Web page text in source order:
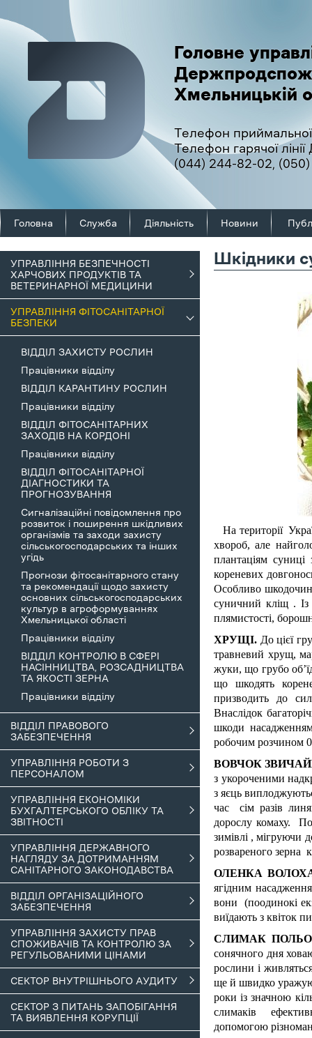
Головне
Хмельницькій
Телефон
Телефон гарячої
(044) 244-82-02,
Головна Служба Діяльність Новини
УПРАВЛІННЯ БЕЗПЕЧНОСТІ
ХАРЧОВИХ ПРОДУКТІВ ТА
ВЕТЕРИНАРНОЇ МЕДИЦИНИ
УПРАВЛІННЯ ФІТОСАНІТАРНОЇ
БЕЗПЕКИ
ВІДДІЛ ЗАХИСТУ РОСЛИН
Працівники відділу
ВІДДІЛ КАРАНТИНУ РОСЛИН
Працівники відділу
ВІДДІЛ ФІТОСАНІТАРНИХ
ЗАХОДІВ НА КОРДОНІ
Працівники відділу
ВІДДІЛ ФІТОСАНІТАРНОЇ
ДІАГНОСТИКИ ТА
ПРОГНОЗУВАННЯ
Сигналізаційні повідомлення про
розвиток і поширення шкідливих
організмів та заходи захисту
сільськогосподарських та інших
угідь
Прогнози фітосанітарного стану
та рекомендації щодо захисту
основних сільськогосподарських
культур в агроформуваннях
Хмельницької області
Працівники відділу
ВІДДІЛ КОНТРОЛЮ В СФЕРІ
НАСІННИЦТВА, РОЗСАДНИЦТВА
ТА ЯКОСТІ ЗЕРНА
Працівники відділу
ВІДДІЛ ПРАВОВОГО
ЗАБЕЗПЕЧЕННЯ
УПРАВЛІННЯ РОБОТИ З
ПЕРСОНАЛОМ
УПРАВЛІННЯ ЕКОНОМІКИ
БУХГАЛТЕРСЬКОГО ОБЛІКУ ТА
ЗВІТНОСТІ
УПРАВЛІННЯ ДЕРЖАВНОГО
НАГЛЯДУ ЗА ДОТРИМАННЯМ
САНІТАРНОГО ЗАКОНОДАВСТВА
ВІДДІЛ ОРГАНІЗАЦІЙНОГО
ЗАБЕЗПЕЧЕННЯ
УПРАВЛІННЯ ЗАХИСТУ ПРАВ
СПОЖИВАЧІВ ТА КОНТРОЛЮ ЗА
РЕГУЛЬОВАНИМИ ЦІНАМИ
СЕКТОР ВНУТРІШНЬОГО АУДИТУ
СЕКТОР З ПИТАНЬ ЗАПОБІГАННЯ
ТА ВИЯВЛЕННЯ КОРУПЦІЇ
Шкідники
На території
хвороб, але
плантаціям
кореневих
Особливо
суничний кліщ . Із
плямистості,
ХРУЩІ. До цієї
травневий хрущ,
жуки, що грубо
що шкодять
призводить до
Внаслідок
шкоди
робочим розчином
ВОВЧОК
з укороченими
з яєць
час сім разів
дорослу комаху.
зимівлі , мігруючи
розвареного
ОЛЕНКА
ягідним
вони (поодинокі
виїдають з квіток
СЛИМАК
сонячного дня
рослини і
ще й швидко
роки із значною
слимаків
допомогою